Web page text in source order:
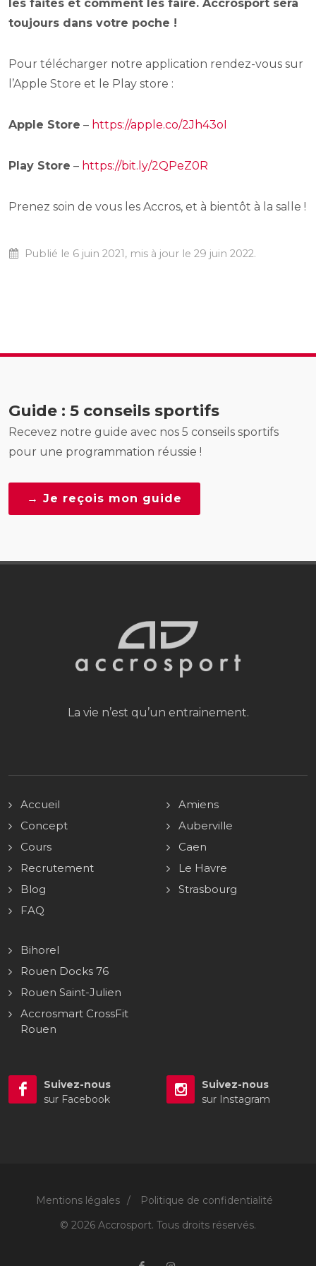
les faites et comment les faire. Accrosport sera
toujours dans votre poche !
Pour télécharger notre application rendez-vous sur
l’Apple Store et le Play store :
Apple Store – https://apple.co/2Jh43oI
Play Store – https://bit.ly/2QPeZ0R
Prenez soin de vous les Accros, et à bientôt à la salle !
Publié le 6 juin 2021, mis à jour le 29 juin 2022.
Guide : 5 conseils sportifs
Recevez notre guide avec nos 5 conseils sportifs
pour une programmation réussie !
→ Je reçois mon guide
La vie n’est qu’un entrainement.
Accueil
Concept
Cours
Recrutement
Blog
FAQ
Amiens
Auberville
Caen
Le Havre
Strasbourg
Bihorel
Rouen Docks 76
Rouen Saint-Julien
Accrosmart CrossFit
Rouen
Suivez-nous
sur Facebook
Suivez-nous
sur Instagram
Mentions légales /
Politique de confidentialité
© 2026 Accrosport. Tous droits réservés.